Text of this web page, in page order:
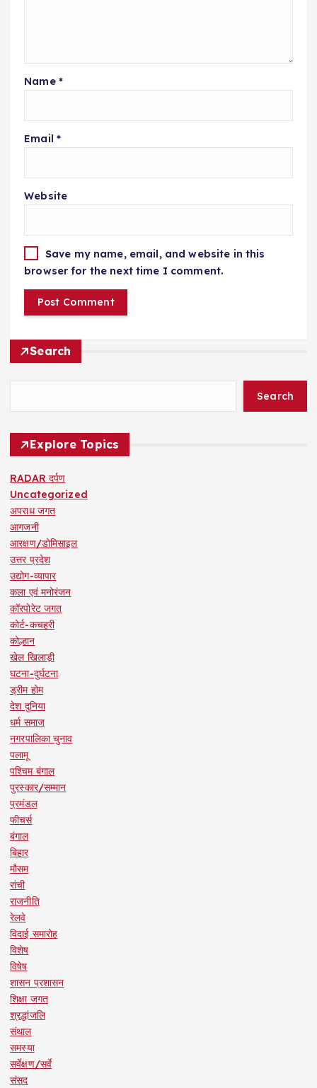
Name *
Email *
Website
Save my name, email, and website in this
browser for the next time I comment.
Search
Search
Explore Topics
RADAR दर्पण
Uncategorized
अपराध जगत
आगजनी
आरक्षण/डोमिसाइल
उत्तर प्रदेश
उद्योग-व्यापार
कला एवं मनोरंजन
कॉरपोरेट जगत
कोर्ट-कचहरी
कोल्हान
खेल खिलाड़ी
घटना-दुर्घटना
ड्रीम होम
देश दुनिया
धर्म समाज
नगरपालिका चुनाव
पलामू
पश्चिम बंगाल
पुरस्कार/सम्मान
प्रमंडल
फीचर्स
बंगाल
बिहार
मौसम
रांची
राजनीति
रेलवे
विदाई समारोह
विशेष
विषेष
शासन प्रशासन
शिक्षा जगत
श्रद्धांजलि
संथाल
समस्या
सर्वेक्षण/सर्वे
संसद